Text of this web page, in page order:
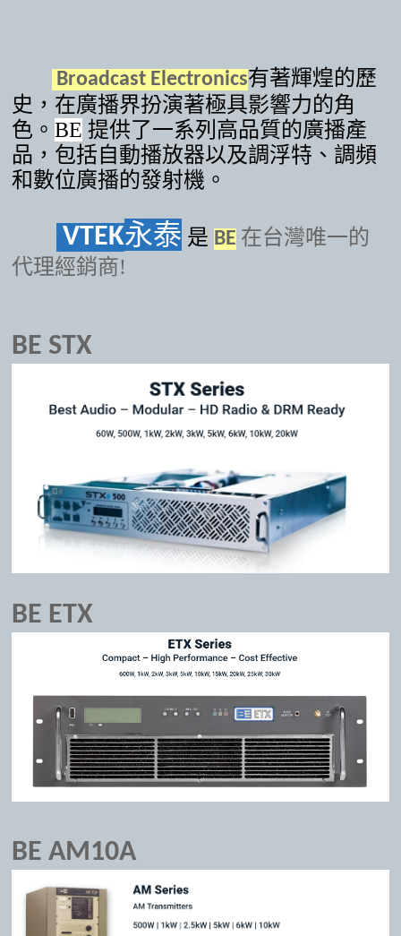
Broadcast Electronics有著輝煌的歷
史，在廣播界扮演著極具影響力的角
色。 BE 提供了一系列高品質的廣播產
品，包括自動播放器以及調浮特、調頻
和數位廣播的發射機。
VTEK永泰 是 BE 在台灣唯一的
代理經銷商!
BE STX
BE ETX
BE AM10A